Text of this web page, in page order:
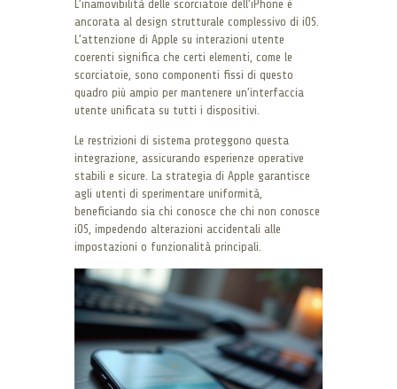
L’inamovibilità delle scorciatoie dell’iPhone è
ancorata al design strutturale complessivo di iOS.
L’attenzione di Apple su interazioni utente
coerenti significa che certi elementi, come le
scorciatoie, sono componenti fissi di questo
quadro più ampio per mantenere un’interfaccia
utente unificata su tutti i dispositivi.
Le restrizioni di sistema proteggono questa
integrazione, assicurando esperienze operative
stabili e sicure. La strategia di Apple garantisce
agli utenti di sperimentare uniformità,
beneficiando sia chi conosce che chi non conosce
iOS, impedendo alterazioni accidentali alle
impostazioni o funzionalità principali.